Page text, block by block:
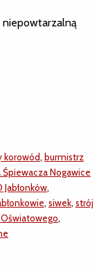
niepowtarzalną
korowód, burmistrz
Śpiewacza Nogawice
Jabłonków,
, siwek, strój
,